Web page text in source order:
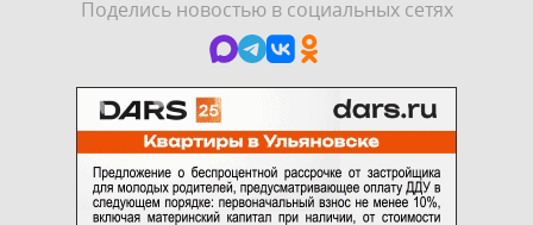
Поделись новостью в социальных сетях